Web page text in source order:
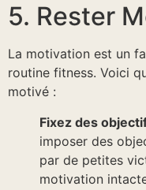
5. Rester
La motivation est un
routine fitness. Voici
motivé :
Fixez des
imposer des
par de petites
motivation